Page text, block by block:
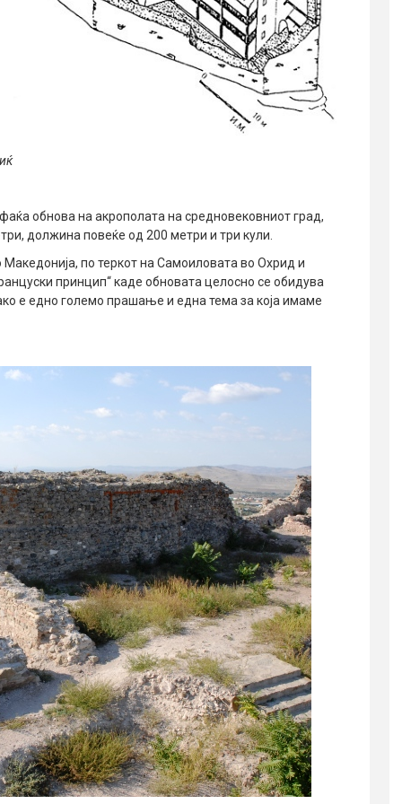
обнова на акрополата на средновековниот град,
должина повеќе од 200 метри и три кули.
по теркот на Самоиловата во Охрид и
принцип“ каде обновата целосно се обидува
е едно големо прашање и една тема за која имаме